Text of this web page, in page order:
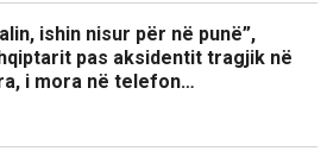
ishin nisur për në punë”,
pas aksidentit tragjik në
i mora në telefon…